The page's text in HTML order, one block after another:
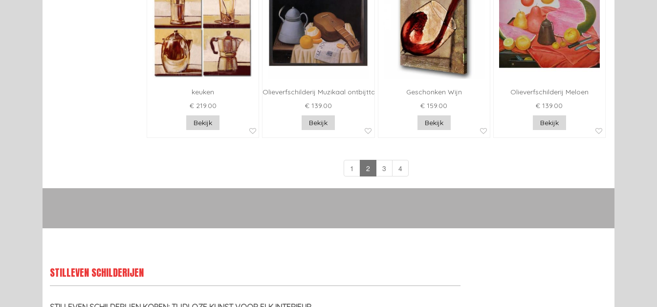
keuken
€ 219.00
Bekijk
Olieverfschilderij Muzikaal ontbijttafeltje
€ 139.00
Bekijk
Geschonken Wijn
€ 159.00
Bekijk
Olieverfschilderij Meloen
€ 139.00
Bekijk
1 2 3 4
STILLEVEN SCHILDERIJEN